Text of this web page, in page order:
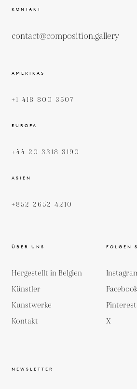
KONTAKT
contact@composition.gallery
AMERIKAS
+1 418 800 3507
EUROPA
+44 20 3318 3190
ASIEN
+852 2652 4210
ÜBER UNS
Hergestellt in Belgien
Künstler
Kunstwerke
Kontakt
FOLGEN
Pinterest
X
NEWSLETTER